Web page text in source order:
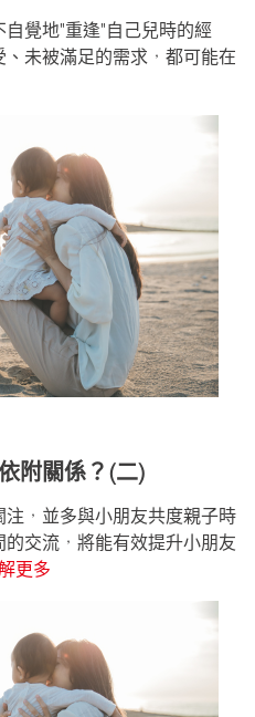
覺地"重逢"自己兒時的經
未被滿足的需求，都可能在
附關係？(二)
，並多與小朋友共度親子時
交流，將能有效提升小朋友
更多